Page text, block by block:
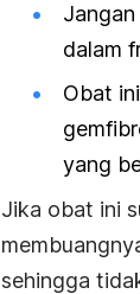
dalam
Obat
yang
Jika obat ini
sehingga